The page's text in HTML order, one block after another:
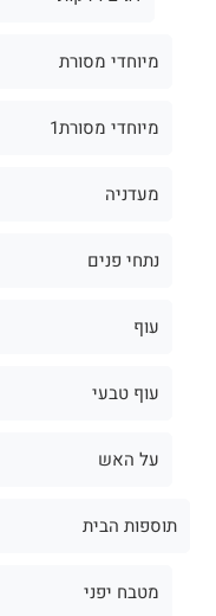
מיוחדי מסורת
מיוחדי מסורת1
מעדניה
נתחי פנים
עוף
עוף טבעי
על האש
תוספות הבית
מטבח יפני